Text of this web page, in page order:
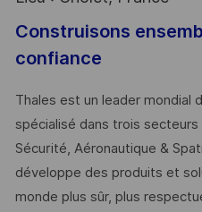
Construisons
confiance
Thales est un leader mondial
spécialisé dans trois
Sécurité, Aéronautique &
développe des produits et
monde plus sûr, plus